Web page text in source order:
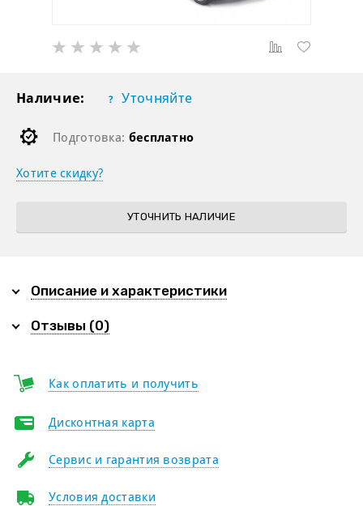
Наличие: Уточняйте
Подготовка: бесплатно
Хотите скидку?
УТОЧНИТЬ НАЛИЧИЕ
Описание и характеристики
Отзывы (0)
Как оплатить и получить
Дисконтная карта
Сервис и гарантия возврата
Условия доставки